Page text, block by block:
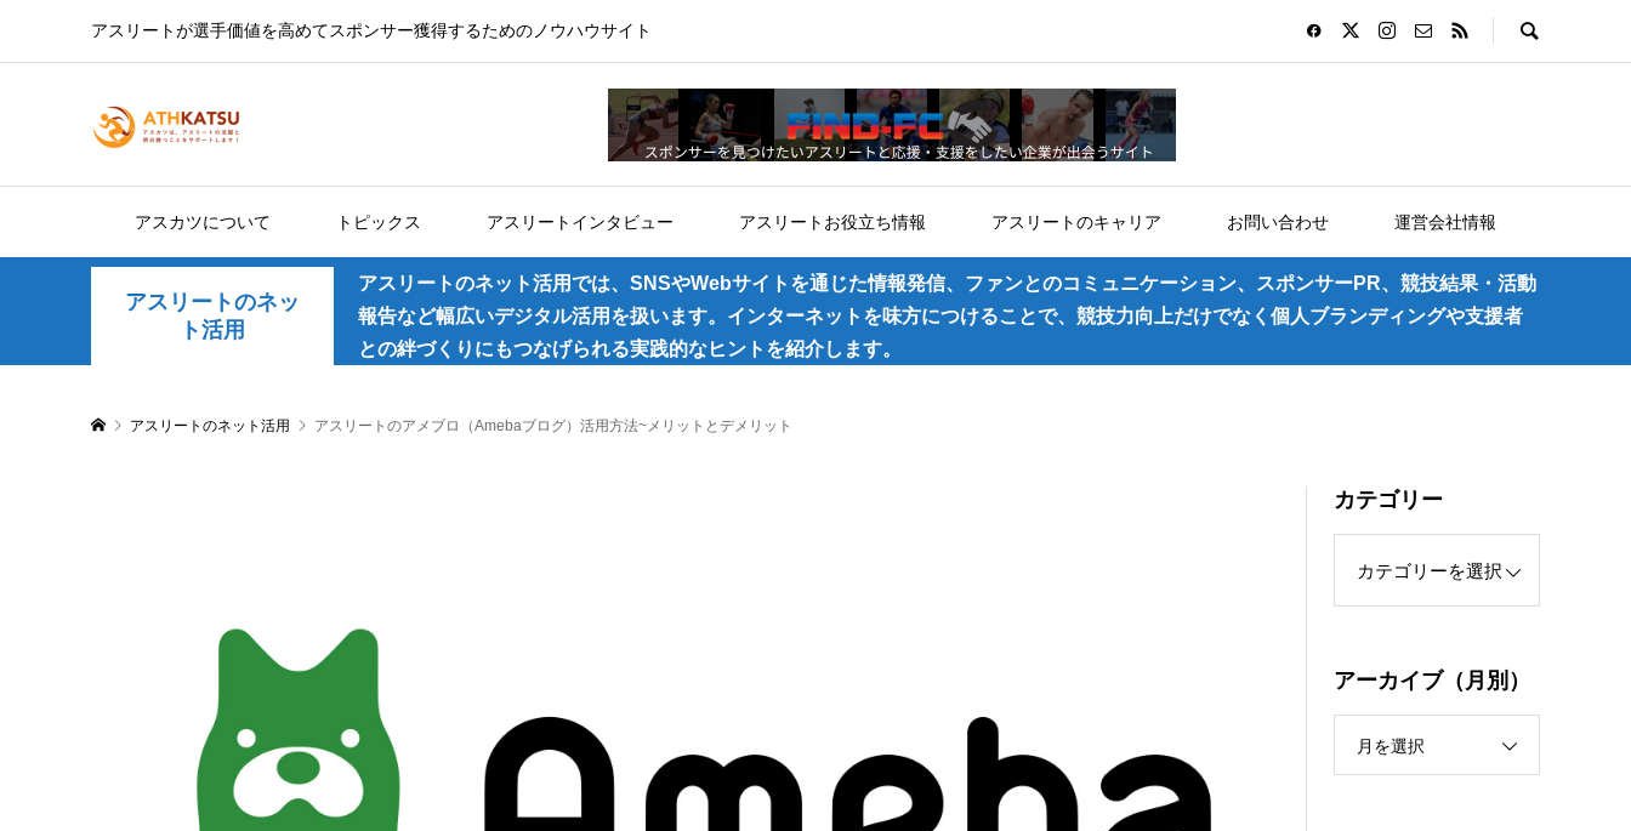
アスリートが選手価値を高めてスポンサー獲得するためのノウハウサイト
アスカツについて トピックス アスリートインタビュー アスリートお役立ち情報 アスリートのキャリア お問い合わせ 運営会社情報
アスリートのネッ
ト活用
アスリートのネット活用では、SNSやWebサイトを通じた情報発信、ファンとのコミュニケーション、スポンサーPR、競技結果・活動
報告など幅広いデジタル活用を扱います。インターネットを味方につけることで、競技力向上だけでなく個人ブランディングや支援者
との絆づくりにもつなげられる実践的なヒントを紹介します。
アスリートのネット活用 アスリートのアメブロ（Amebaブログ）活用方法~メリットとデメリット
カテゴリー
アーカイブ（月別）
月を選択